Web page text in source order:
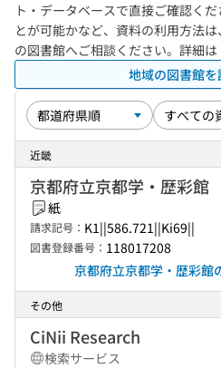
ト・データベースで直接ご確認く
とが可能かなど、資料の利用方法
の図書館へご相談ください。詳細は
地域の図書館を
近畿
京都府立京都学・歴彩館
紙
請求記号： K1||586.721||Ki69||
図書登録番号： 118017208
京都府立京都学・歴彩館
その他
CiNii Research
検索サービス